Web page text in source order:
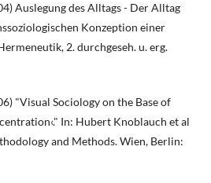
Auslegung des Alltags - Der Alltag
Konzeption einer
2. durchgeseh. u. erg.
"Visual Sociology on the Base of
In: Hubert Knoblauch et al
and Methods. Wien, Berlin: